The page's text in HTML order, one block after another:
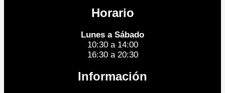
Horario
Lunes a Sábado
10:30 a 14:00
16:30 a 20:30
Información